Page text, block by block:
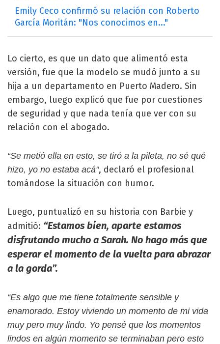
Emily Ceco confirmó su relación con Roberto
García Moritán: "Nos conocimos en..."
Lo cierto, es que un dato que alimentó esta
versión, fue que la modelo se mudó junto a su
hija a un departamento en Puerto Madero. Sin
embargo, luego explicó que fue por cuestiones
de seguridad y que nada tenía que ver con su
relación con el abogado.
“Se metió ella en esto, se tiró a la pileta, no sé qué
hizo, yo no estaba acá", declaró el profesional
tomándose la situación con humor.
Luego, puntualizó en su historia con Barbie y
admitió: “Estamos bien, aparte estamos
disfrutando mucho a Sarah. No hago más que
esperar el momento de la vuelta para abrazar
a la gorda”.
“Es algo que me tiene totalmente sensible y
enamorado. Estoy viviendo un momento de mi vida
muy pero muy lindo. Yo pensé que los momentos
lindos en algún momento se terminaban pero esto